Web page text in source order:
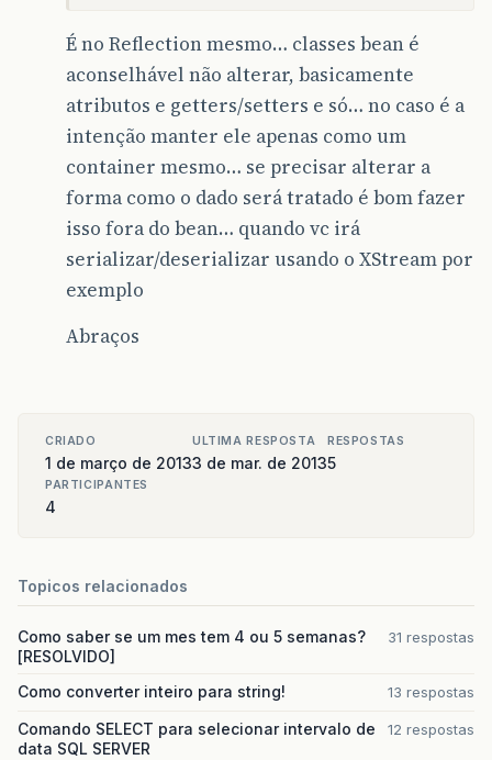
É no Reflection mesmo… classes bean é
aconselhável não alterar, basicamente
atributos e getters/setters e só… no caso é a
intenção manter ele apenas como um
container mesmo… se precisar alterar a
forma como o dado será tratado é bom fazer
isso fora do bean… quando vc irá
serializar/deserializar usando o XStream por
exemplo
Abraços
CRIADO
1 de março de 2013
ULTIMA RESPOSTA
3 de mar. de 2013
RESPOSTAS
5
PARTICIPANTES
4
Topicos relacionados
Como saber se um mes tem 4 ou 5 semanas?
[RESOLVIDO]
31 respostas
Como converter inteiro para string! 13 respostas
Comando SELECT para selecionar intervalo de
data SQL SERVER
12 respostas